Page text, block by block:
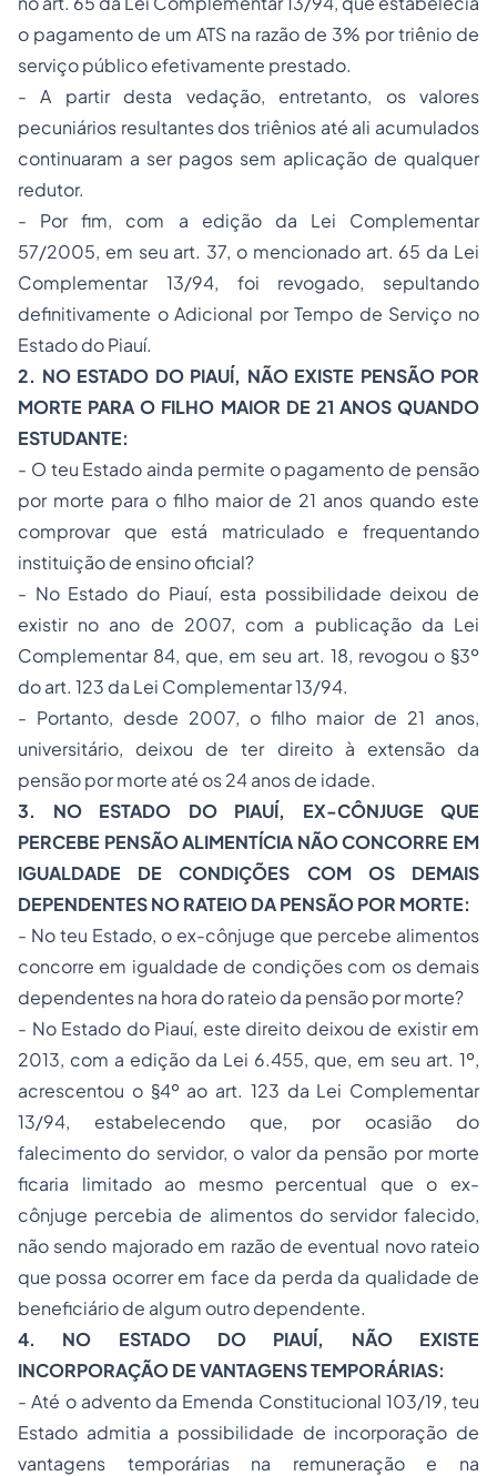
o pagamento de um ATS na razão de 3% por triênio de
serviço público efetivamente prestado.
- A partir desta vedação, entretanto, os valores
pecuniários resultantes dos triênios até ali acumulados
continuaram a ser pagos sem aplicação de qualquer
redutor.
- Por fim, com a edição da Lei Complementar
57/2005, em seu art. 37, o mencionado art. 65 da Lei
Complementar 13/94, foi revogado, sepultando
definitivamente o Adicional por Tempo de Serviço no
Estado do Piauí.
2. NO ESTADO DO PIAUÍ, NÃO EXISTE PENSÃO POR
MORTE PARA O FILHO MAIOR DE 21 ANOS QUANDO
ESTUDANTE:
- O teu Estado ainda permite o pagamento de pensão
por morte para o filho maior de 21 anos quando este
comprovar que está matriculado e frequentando
instituição de ensino oficial?
- No Estado do Piauí, esta possibilidade deixou de
existir no ano de 2007, com a publicação da Lei
Complementar 84, que, em seu art. 18, revogou o §3º
do art. 123 da Lei Complementar 13/94.
- Portanto, desde 2007, o filho maior de 21 anos,
universitário, deixou de ter direito à extensão da
pensão por morte até os 24 anos de idade.
3. NO ESTADO DO PIAUÍ, EX-CÔNJUGE QUE
PERCEBE PENSÃO ALIMENTÍCIA NÃO CONCORRE EM
IGUALDADE DE CONDIÇÕES COM OS DEMAIS
DEPENDENTES NO RATEIO DA PENSÃO POR MORTE:
- No teu Estado, o ex-cônjuge que percebe alimentos
concorre em igualdade de condições com os demais
dependentes na hora do rateio da pensão por morte?
- No Estado do Piauí, este direito deixou de existir em
2013, com a edição da Lei 6.455, que, em seu art. 1º,
acrescentou o §4º ao art. 123 da Lei Complementar
13/94, estabelecendo que, por ocasião do
falecimento do servidor, o valor da pensão por morte
ficaria limitado ao mesmo percentual que o ex-
cônjuge percebia de alimentos do servidor falecido,
não sendo majorado em razão de eventual novo rateio
que possa ocorrer em face da perda da qualidade de
beneficiário de algum outro dependente.
4. NO ESTADO DO PIAUÍ, NÃO EXISTE
INCORPORAÇÃO DE VANTAGENS TEMPORÁRIAS:
- Até o advento da Emenda Constitucional 103/19, teu
Estado admitia a possibilidade de incorporação de
vantagens temporárias na remuneração e na